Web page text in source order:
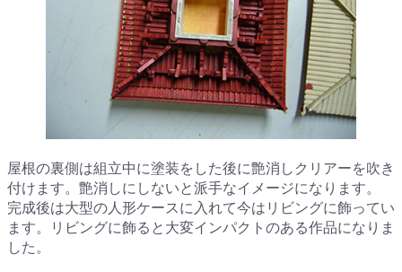
屋根の裏側は組立中に塗装をした後に艶消しクリアーを吹き
付けます。艶消しにしないと派手なイメージになります。
完成後は大型の人形ケースに入れて今はリビングに飾ってい
ます。リビングに飾ると大変インパクトのある作品になりま
した。